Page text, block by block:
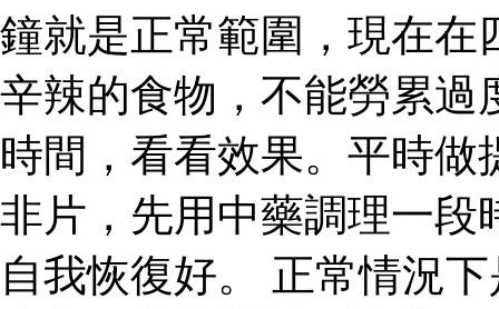
鐘就是正常範圍，現在在
辛辣的食物，不能勞累過
時間，看看效果。平時
非片，先用中藥調理一段
自我恢復好。 正常情況